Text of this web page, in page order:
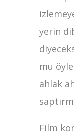
yerin
mu
ahlak
Film